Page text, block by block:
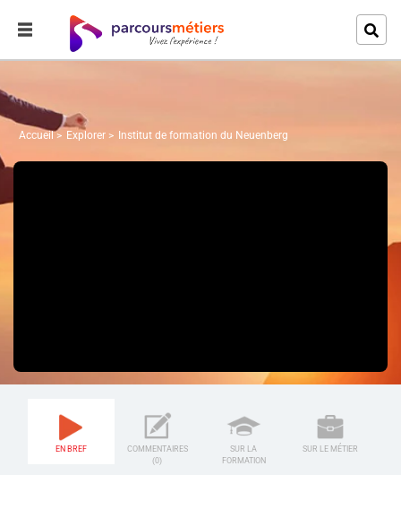
Accueil Explorer Institut de formation du Neuenberg
EN BREF
COMMENTAIRES
(0)
SUR LA
FORMATION
SUR LE MÉTIER